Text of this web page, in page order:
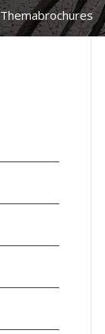
Themabrochures